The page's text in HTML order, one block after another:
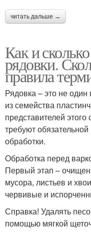
читать дальше →
Как и
рядовки.
правила
Рядовка – это не один
из семейства
представителей
требуют
обработки.
Обработка перед
Первый этап –
мусора, листьев и
червивые и
Справка! Удалять
помощью мягкой